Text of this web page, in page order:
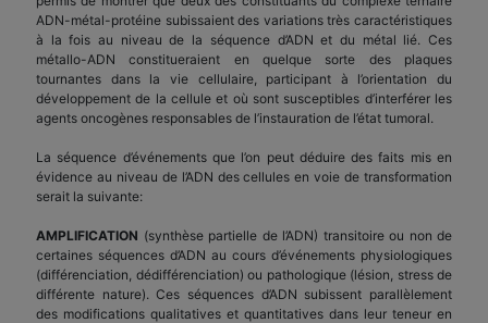
ADN-métal-protéine subissaient des variations très caractéristiques
à la fois au niveau de la séquence d’ADN et du métal lié. Ces
métallo-ADN constitueraient en quelque sorte des plaques
tournantes dans la vie cellulaire, participant à l’orientation du
développement de la cellule et où sont susceptibles d’interférer les
agents oncogènes responsables de l’instauration de l’état tumoral.
La séquence d’événements que l’on peut déduire des faits mis en
évidence au niveau de l’ADN des cellules en voie de transformation
serait la suivante:
AMPLIFICATION (synthèse partielle de l’ADN) transitoire ou non de
certaines séquences d’ADN au cours d’événements physiologiques
(différenciation, dédifférenciation) ou pathologique (lésion, stress de
différente nature). Ces séquences d’ADN subissent parallèlement
des modifications qualitatives et quantitatives dans leur teneur en